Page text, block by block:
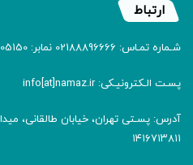
ارتباط
شـماره تمـاس: 02188896666 نمابر: 02188905150
پسـت الـکترونیـکی: info[at]namaz.ir
۱۴۱۶۷۱۳۸۱۱